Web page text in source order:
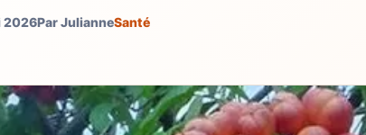
2026Par JulianneSanté